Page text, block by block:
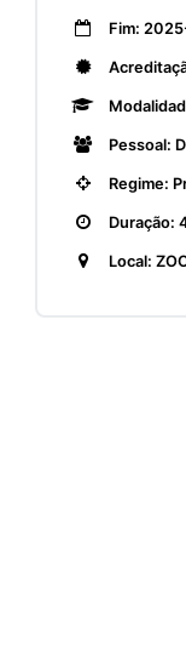
Fim:
Pessoal:
Regime:
Duração:
Local: